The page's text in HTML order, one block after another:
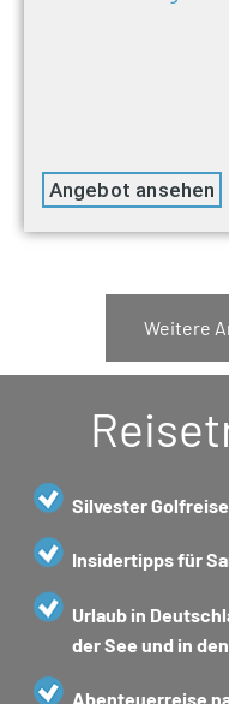
Angebot ansehen
Weitere
Silvester
Insidertipps für
Urlaub in
der See und in
Abenteuerreise